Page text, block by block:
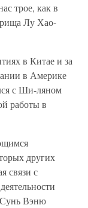
трое, как в
Лу Хао-
в Китае и за
в Америке
с Ши-ляном
работы в
других
связи с
Сунь Вэню